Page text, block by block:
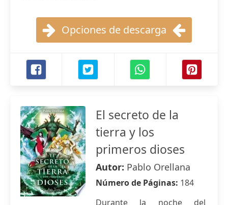
Opciones de descarga
El secreto de la
tierra y los
primeros dioses
Autor: Pablo Orellana
Número de Páginas: 184
Durante la noche del